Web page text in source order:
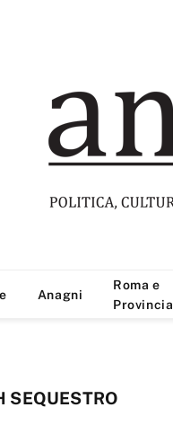
Anagni
Roma e
Provincia
SEQUESTRO